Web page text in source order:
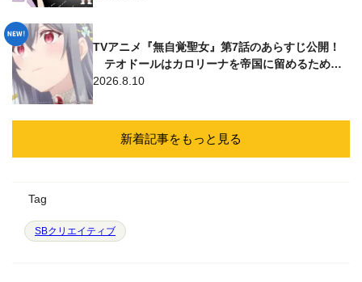
TVアニメ『無自覚聖女』第7話のあらすじ公開！
テオドールはカロリーナを帝国に留めるため…
2026.8.10
新着記事をもっと見る
Tag
SBクリエイティブ